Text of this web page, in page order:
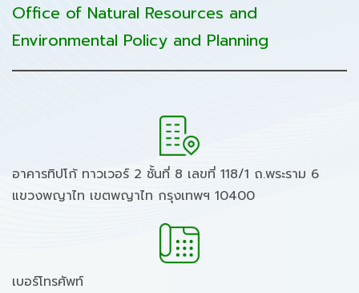
Office of Natural Resources and
Environmental Policy and Planning
อาคารทิปโก้ ทาวเวอร์ 2 ชั้นที่ 8 เลขที่ 118/1 ถ.พระราม 6
แขวงพญาไท เขตพญาไท กรุงเทพฯ 10400
เบอร์โทรศัพท์